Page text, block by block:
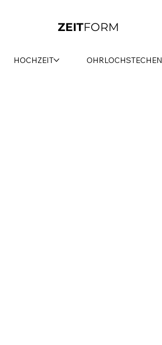
ZEITFORM
HOCHZEIT OHRLOCHSTECHEN